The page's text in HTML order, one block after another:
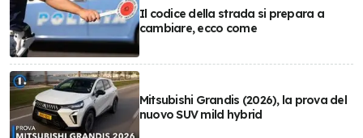
Il codice della strada si prepara a
cambiare, ecco come
Mitsubishi Grandis (2026), la prova del
nuovo SUV mild hybrid